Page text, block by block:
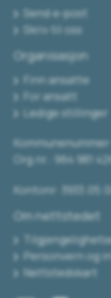
Send e-post
Skriv til oss
Organisasjon
Finn ansatte
For ansatt
Ledige stillinger
Kommunenummer:
Org.nr.: 964 981
Kontonr:
Om nettstedet
Personvern og
Nettstedskart